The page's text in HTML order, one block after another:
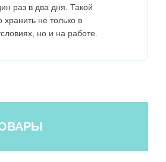
раз в два дня. Такой
хранить не только в
но и на работе.